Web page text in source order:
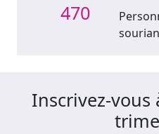
470
Inscrivez-